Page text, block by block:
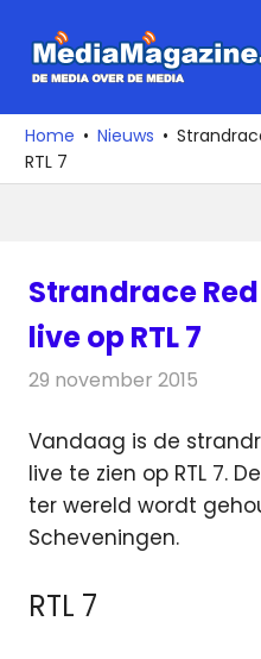
naar
media
over
de
Home Nieuws
RTL 7
Strandrace
live op RTL 7
29 november 2015
Vandaag is de
live te zien op RTL 7.
ter wereld wordt
Scheveningen.
RTL 7